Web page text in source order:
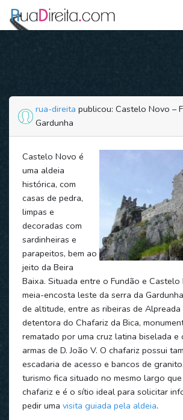
rua-direita publicou: Castelo Novo –
Gardunha
Castelo Novo é
uma aldeia
histórica, com
casas de pedra,
limpas e
decoradas com
sardinheiras e
parapeitos, bem ao
jeito da Beira
Baixa. Situada entre o Fundão e Castelo
meia-encosta leste da serra da
de altitude, entre as ribeiras de Alpreada
detentora do Chafariz da Bica,
rematado por uma cruz latina biselada e
armas de D. João V. O chafariz possui
escadaria de acesso e bancos de
turismo fica situado no mesmo largo
chafariz e é o sítio ideal para solicitar
pedir uma visita guiada pela aldeia.